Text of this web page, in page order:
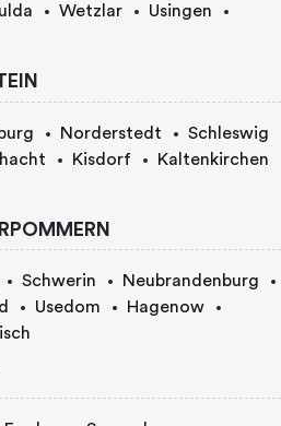
Wetzlar
Usingen
Norderstedt
Schleswig
Kisdorf
Kaltenkirchen
Schwerin
Neubrandenburg
Usedom
Hagenow